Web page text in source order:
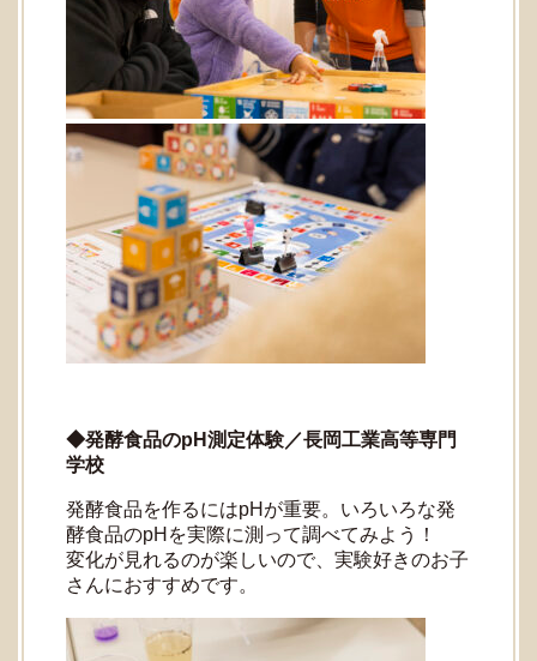
◆発酵食品のpH測定体験／長岡工業高等専門
学校
発酵食品を作るにはpHが重要。いろいろな発
酵食品のpHを実際に測って調べてみよう！
変化が見れるのが楽しいので、実験好きのお子
さんにおすすめです。